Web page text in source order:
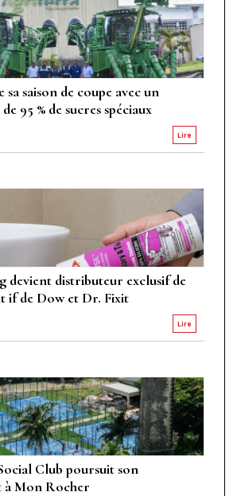
saison de coupe avec un
95 % de sucres spéciaux
Lire
devient distributeur exclusif de
if de Dow et Dr. Fixit
Lire
Club poursuit son
à Mon Rocher